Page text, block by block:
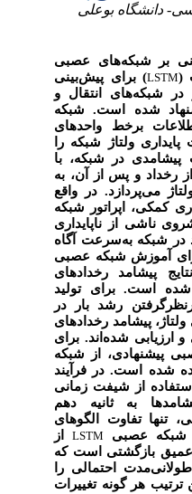
دانشگاه بوعلی
بر شبکه‌های عصبی
LSTM) برای پیش‌بینی
در شبکه‌های انتقال و
شده است. شبکه
برخط واحدهای
ولتاژ شبکه را
در شبکه، با
رخداد و پس از آن، به
می‌پردازد. در واقع
کمکی، اپراتور شبکه
ناشی از ناپایداری
در شبکه به‌سرعت آگاه
آموزش شبکه عصبی
پیشامد رخدادهای
است. برای تولید
رشد بار در
پیشامد رخدادهای
شده‌اند. برای
پیشنهادی، از شبکه
شده است. در فرآیند
از شیفت زمانی
به ثانیه دهم
تنها تفاوت الگوهای
شبکه عصبیLSTMاز
بازگشتی است که
احتمالی را
هر گونه تغییرات